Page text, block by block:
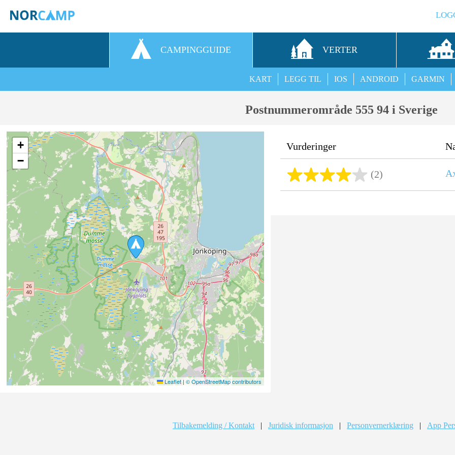
CAMPINGGUIDE VERTER
GARMIN
ANDROID
IOS
LEGG TIL
KART
Postnummerområde 555 94 i Sverige
+
−
Leaflet | © OpenStreetMap contributors
Vurderinger
(2)
Tilbakemelding / Kontakt | Juridisk informasjon | Personvernerklæring | App